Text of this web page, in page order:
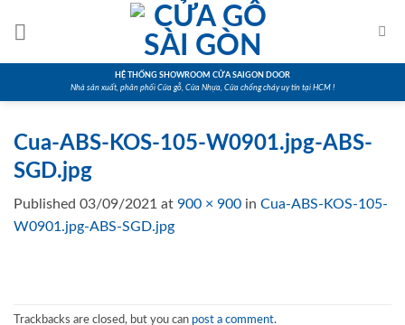
HỆ THỐNG SHOWROOM CỬA SAIGON DOOR
Nhà sản xuất, phân phối Cửa gỗ, Cửa Nhựa, Cửa chống cháy uy tín tại HCM !
Cua-ABS-KOS-105-W0901.jpg-ABS-
SGD.jpg
Published 03/09/2021 at 900 × 900 in Cua-ABS-KOS-105-
W0901.jpg-ABS-SGD.jpg
Trackbacks are closed, but you can post a comment.